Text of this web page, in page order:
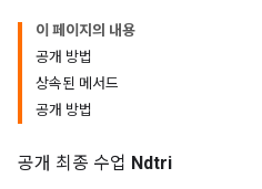
이 페이지의 내용
공개 방법
상속된 메서드
공개 방법
공개 최종 수업 Ndtri